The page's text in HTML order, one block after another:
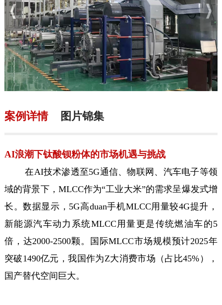
案例详情 图片锦集
AI浪潮下钛酸钡粉体的市场机遇与挑战
在AI技术渗透至5G通信、物联网、汽车电子等领
域的背景下，MLCC作为“工业大米”的需求呈爆发式增
长。数据显示，5G高duan手机MLCC用量较4G提升，
新能源汽车动力系统MLCC用量更是传统燃油车的5
倍，达2000-2500颗。国际MLCC市场规模预计2025年
突破1490亿元，我国作为Z大消费市场（占比45%），
国产替代空间巨大。